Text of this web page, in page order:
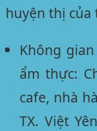
huyện thị của
Không
ẩm thực:
cafe, nhà
TX. Việt